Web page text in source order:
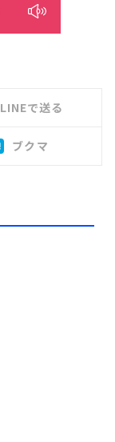
LINEで送る
ブクマ